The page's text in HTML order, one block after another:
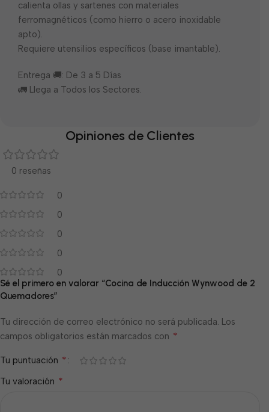
calienta ollas y sartenes con materiales
ferromagnéticos (como hierro o acero inoxidable
apto).
Requiere utensilios específicos (base imantable).
Entrega 🚚: De 3 a 5 Días
🚛 Llega a Todos los Sectores.
Opiniones de Clientes
0 reseñas
0
0
0
0
0
Sé el primero en valorar “Cocina de Inducción Wynwood de 2
Quemadores”
Tu dirección de correo electrónico no será publicada. Los
campos obligatorios están marcados con *
Tu puntuación *
Tu valoración *